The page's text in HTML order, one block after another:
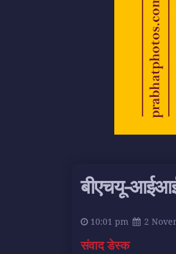
बीएचयू-
10:01 pm 2
संवाद डेस्क